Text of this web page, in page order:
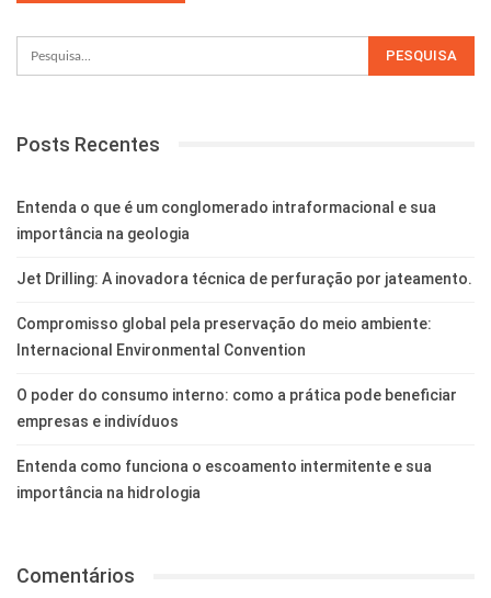
Posts Recentes
Entenda o que é um conglomerado intraformacional e sua
importância na geologia
Jet Drilling: A inovadora técnica de perfuração por jateamento.
Compromisso global pela preservação do meio ambiente:
Internacional Environmental Convention
O poder do consumo interno: como a prática pode beneficiar
empresas e indivíduos
Entenda como funciona o escoamento intermitente e sua
importância na hidrologia
Comentários